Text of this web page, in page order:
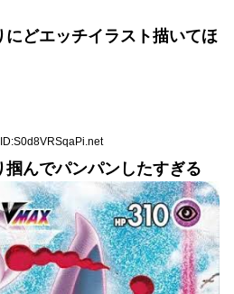
にどエッチイラスト描いてほ
ID:S0d8VRSqaPi.net
んでパンパンしたすぎる